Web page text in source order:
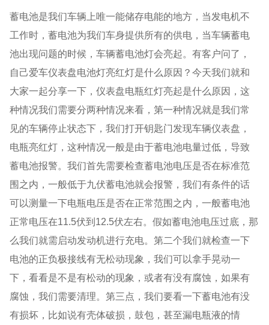
蓄电池是我们车辆上唯一能储存电能的地方，当发电机不
工作时，蓄电池为我们车身提供所有的供电，当车辆蓄电
池出现问题的时候，车辆蓄电池灯会亮起。有客户问了，
自己爱车仪表盘电池灯亮红灯是什么原因？今天我们就和
大家一起分享一下，仪表盘电瓶红灯亮起是什么原因，这
种情况我们需要分两种情况来看，第一种情况就是我们常
见的车辆停止状态下，我们打开钥匙门发现车辆仪表盘，
电瓶亮红灯，这种情况一般是由于蓄电池电量过低，导致
蓄电池报警。我们首先需要检查蓄电池电压是否在标准范
围之内，一般低于九伏蓄电池就会报警，我们有条件的话
可以测量一下电瓶电压是否在正常范围之内，一般蓄电池
正常电压在11.5伏到12.5伏左右。假如蓄电池电压过底，那
么我们就需启动发动机进行充电。第二个我们就检查一下
电池的正负极接线有无松动现象，我们可以拿手晃动一
下，看看是不是有松动的现象，或者有没有腐蚀，如果有
腐蚀，我们需要清理。第三点，我们要看一下蓄电池有没
有损坏，比如说有壳体破损，鼓包，甚至漏电瓶液的情